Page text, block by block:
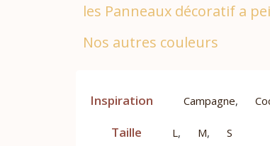
les Panneaux décoratif a
Nos autres couleurs
Inspiration Campagne,
Taille L, M, S